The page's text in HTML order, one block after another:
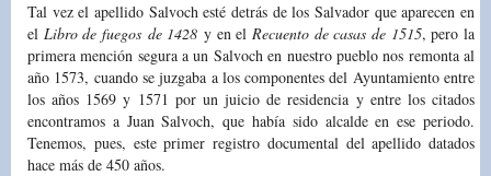
Tal vez el apellido Salvoch esté detrás de los Salvador que aparecen en
el Libro de fuegos de 1428 y en elRecuento de casas de 1515, pero la
primera mención segura a un Salvoch en nuestro pueblo nos remonta al
año 1573, cuando se juzgaba a los componentes del Ayuntamiento entre
los años 1569 y 1571 por un juicio de residencia y entre los citados
encontramos a Juan Salvoch, que había sido alcalde en ese periodo.
Tenemos, pues, este primer registro documental del apellido datados
hace más de 450 años.